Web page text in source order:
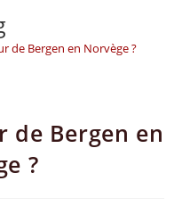
de Bergen en Norvège ?
de Bergen en
?